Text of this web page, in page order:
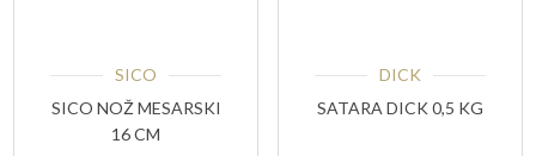
SICO
SICO NOŽ MESARSKI
16 CM
DICK
SATARA DICK 0,5 KG